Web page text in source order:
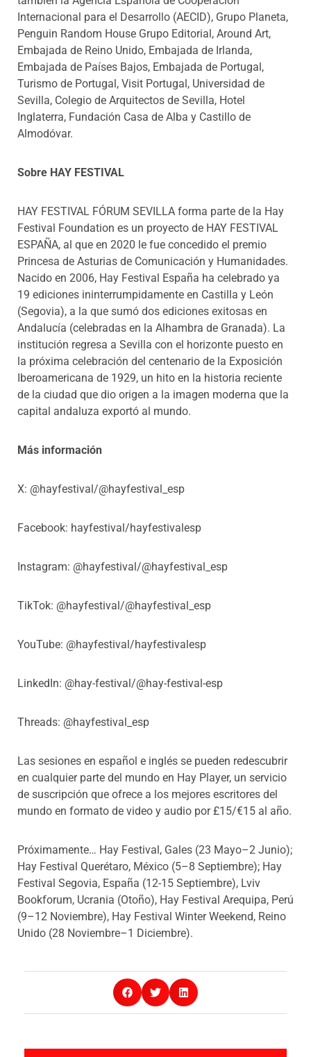
Internacional para el Desarrollo (AECID), Grupo Planeta,
Penguin Random House Grupo Editorial, Around Art,
Embajada de Reino Unido, Embajada de Irlanda,
Embajada de Países Bajos, Embajada de Portugal,
Turismo de Portugal, Visit Portugal, Universidad de
Sevilla, Colegio de Arquitectos de Sevilla, Hotel
Inglaterra, Fundación Casa de Alba y Castillo de
Almodóvar.
Sobre HAY FESTIVAL
HAY FESTIVAL FÓRUM SEVILLA forma parte de la Hay
Festival Foundation es un proyecto de HAY FESTIVAL
ESPAÑA, al que en 2020 le fue concedido el premio
Princesa de Asturias de Comunicación y Humanidades.
Nacido en 2006, Hay Festival España ha celebrado ya
19 ediciones ininterrumpidamente en Castilla y León
(Segovia), a la que sumó dos ediciones exitosas en
Andalucía (celebradas en la Alhambra de Granada). La
institución regresa a Sevilla con el horizonte puesto en
la próxima celebración del centenario de la Exposición
Iberoamericana de 1929, un hito en la historia reciente
de la ciudad que dio origen a la imagen moderna que la
capital andaluza exportó al mundo.
Más información
X: @hayfestival/@hayfestival_esp
Facebook: hayfestival/hayfestivalesp
Instagram: @hayfestival/@hayfestival_esp
TikTok: @hayfestival/@hayfestival_esp
YouTube: @hayfestival/hayfestivalesp
LinkedIn: @hay-festival/@hay-festival-esp
Threads: @hayfestival_esp
Las sesiones en español e inglés se pueden redescubrir
en cualquier parte del mundo en Hay Player, un servicio
de suscripción que ofrece a los mejores escritores del
mundo en formato de video y audio por £15/€15 al año.
Próximamente… Hay Festival, Gales (23 Mayo–2 Junio);
Hay Festival Querétaro, México (5–8 Septiembre); Hay
Festival Segovia, España (12-15 Septiembre), Lviv
Bookforum, Ucrania (Otoño), Hay Festival Arequipa, Perú
(9–12 Noviembre), Hay Festival Winter Weekend, Reino
Unido (28 Noviembre–1 Diciembre).